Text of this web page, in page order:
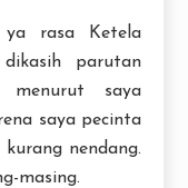
ya rasa Ketela
parutan
menurut saya
saya pecinta
nendang.
masing.